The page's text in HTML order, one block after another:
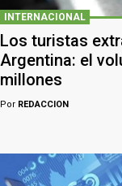
INTERNACIONAL
Los turistas
Argentina: el
millones
Por REDACCION